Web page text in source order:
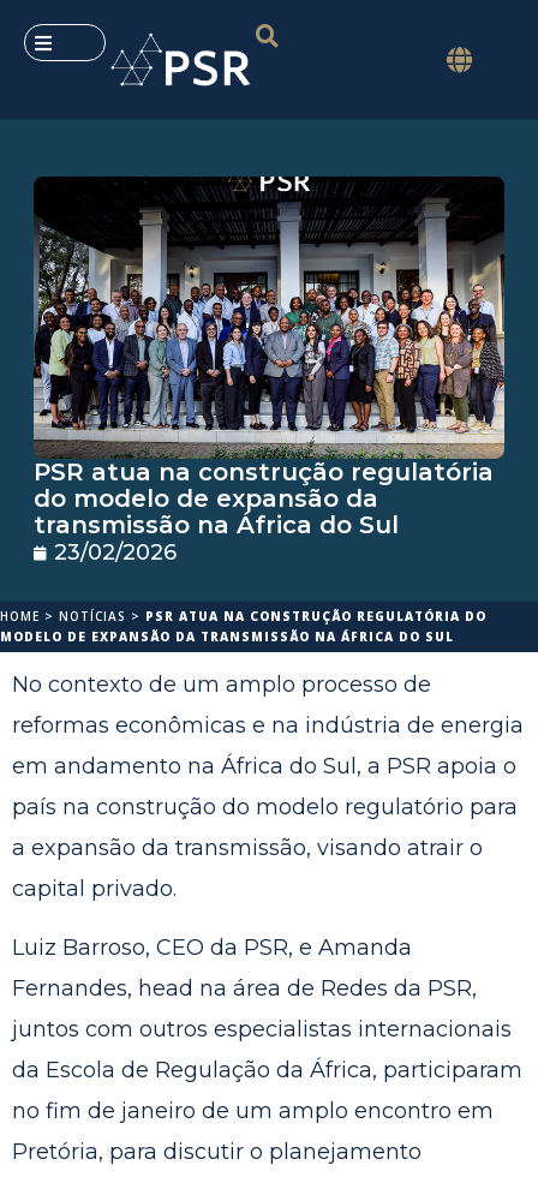
PSR atua na construção regulatória
do modelo de expansão da
transmissão na África do Sul
23/02/2026
HOME > NOTÍCIAS > PSR ATUA NA CONSTRUÇÃO REGULATÓRIA DO
MODELO DE EXPANSÃO DA TRANSMISSÃO NA ÁFRICA DO SUL
No contexto de um amplo processo de
reformas econômicas e na indústria de energia
em andamento na África do Sul, a PSR apoia o
país na construção do modelo regulatório para
a expansão da transmissão, visando atrair o
capital privado.
Luiz Barroso, CEO da PSR, e Amanda
Fernandes, head na área de Redes da PSR,
juntos com outros especialistas internacionais
da Escola de Regulação da África, participaram
no fim de janeiro de um amplo encontro em
Pretória, para discutir o planejamento